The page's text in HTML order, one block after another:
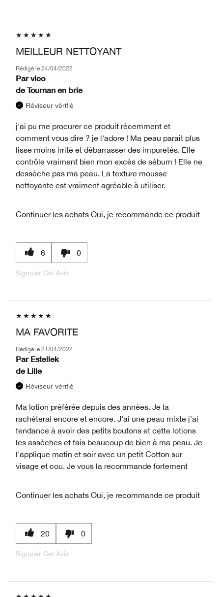
MEILLEUR NETTOYANT
Rédigé le 24/04/2022
Par vico
de Tournan en brie
Réviseur vérifié
j'ai pu me procurer ce produit récemment et
comment vous dire ? je l'adore ! Ma peau parait plus
lisse moins irrité et débarrasser des impuretés. Elle
contrôle vraiment bien mon excès de sébum ! Elle ne
dessèche pas ma peau. La texture mousse
nettoyante est vraiment agréable à utiliser.
Continuer les achats Oui, je recommande ce produit
6 0
Signaler Cet Avis
MA FAVORITE
Rédigé le 21/04/2022
Par Estellek
de Lille
Réviseur vérifié
Ma lotion préférée depuis des années. Je la
rachèterai encore et encore. J'ai une peau mixte j'ai
tendance à avoir des petits boutons et cette lotions
les assèches et fais beaucoup de bien à ma peau. Je
l'applique matin et soir avec un petit Cotton sur
visage et cou. Je vous la recommande fortement
Continuer les achats Oui, je recommande ce produit
20 0
Signaler Cet Avis